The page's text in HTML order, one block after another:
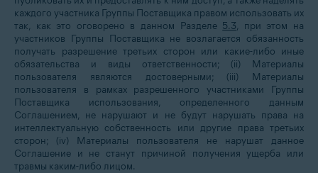
каждого участника Группы Поставщика правом использовать их
так, как это оговорено в данном Разделе 5.3, при этом на
участников Группы Поставщика не возлагается обязанность
получать разрешение третьих сторон или какие-либо иные
обязательства и виды ответственности; (ii) Материалы
пользователя являются достоверными; (iii) Материалы
пользователя в рамках разрешенного участниками Группы
Поставщика использования, определенного данным
Соглашением, не нарушают и не будут нарушать права на
интеллектуальную собственность или другие права третьих
сторон; (iv) Материалы пользователя не нарушат данное
Соглашение и не станут причиной получения ущерба или
травмы каким-либо лицом.